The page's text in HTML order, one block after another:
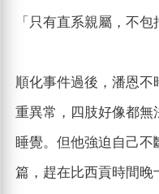
「只有直系親屬，不包
順化事件過後，潘恩
重異常，四肢好像都無
睡覺。但他強迫自己
篇，趕在比西貢時間晚